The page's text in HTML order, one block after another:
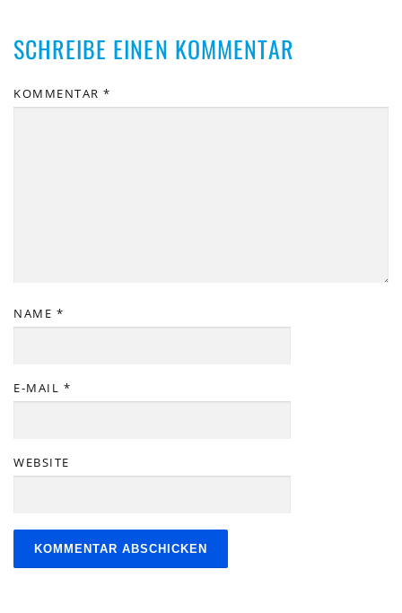
SCHREIBE EINEN KOMMENTAR
KOMMENTAR *
NAME *
E-MAIL *
WEBSITE